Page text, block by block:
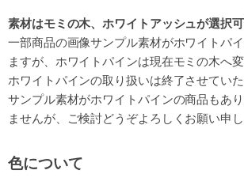
素材はモミの木、ホワイトアッシュが選択可
一部商品の画像サンプル素材がホワイトパ
ますが、ホワイトパインは現在モミの木へ
ホワイトパインの取り扱いは終了させてい
サンプル素材がホワイトパインの商品もあ
ませんが、ご検討どうぞよろしくお願い申し
色について